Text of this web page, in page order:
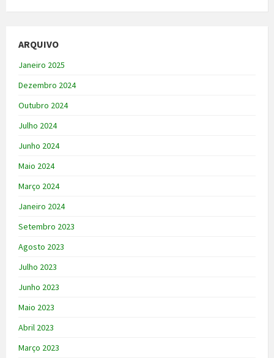
ARQUIVO
Janeiro 2025
Dezembro 2024
Outubro 2024
Julho 2024
Junho 2024
Maio 2024
Março 2024
Janeiro 2024
Setembro 2023
Agosto 2023
Julho 2023
Junho 2023
Maio 2023
Abril 2023
Março 2023